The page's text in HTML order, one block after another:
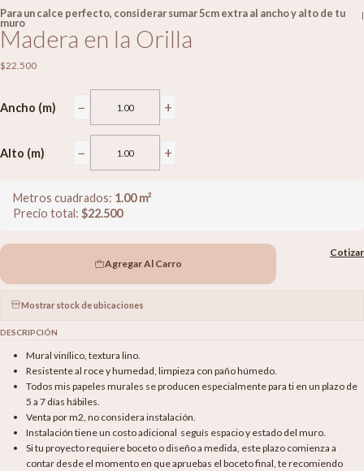
Para un calce perfecto, considerar sumar 5cm extra al ancho y alto de tu
muro
|
Madera en la Orilla
$22.500
Ancho (m) − +
Alto (m) − +
Metros cuadrados: 1.00m²
Precio total: $22.500
Agregar Al Carro
Cotizar
Mostrar stock de ubicaciones
DESCRIPCIÓN
Mural vinílico, textura lino.
Resistente al roce y humedad, limpieza con paño húmedo.
Todos mis papeles murales se producen especialmente para ti en un plazo de
5 a 7 días hábiles.
Venta por m2, no considera instalación.
Instalación tiene un costo adicional seguís espacio y estado del muro.
Si tu proyecto requiere boceto o diseño a medida, este plazo comienza a
contar desde el momento en que apruebas el boceto final, te recomiendo